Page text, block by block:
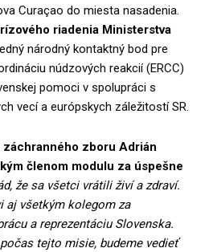
Curaçao do miesta nasadenia.
riadenia Ministerstva
národný kontaktný bod pre
núdzových reakcií (ERCC)
pomoci v spolupráci s
vecí a európskych záležitostí SR.
zboru Adrián
členom modulu za úspešne
že sa všetci vrátili živí a zdraví.
aj všetkým kolegom za
a reprezentáciu Slovenska.
tejto misie, budeme vedieť